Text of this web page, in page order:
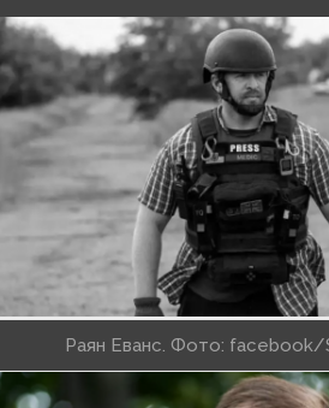
Раян Еванс. Фото: facebook/